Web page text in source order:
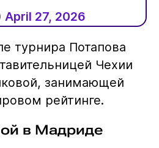
April 27, 2026
турнира Потапова
Чехии
занимающей
рейтинге.
в Мадриде